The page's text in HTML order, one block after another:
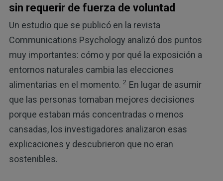
sin requerir de fuerza de voluntad
Un estudio que se publicó en la revista
Communications Psychology analizó dos puntos
muy importantes: cómo y por qué la exposición a
entornos naturales cambia las elecciones
alimentarias en el momento. 2 En lugar de asumir
que las personas tomaban mejores decisiones
porque estaban más concentradas o menos
cansadas, los investigadores analizaron esas
explicaciones y descubrieron que no eran
sostenibles.